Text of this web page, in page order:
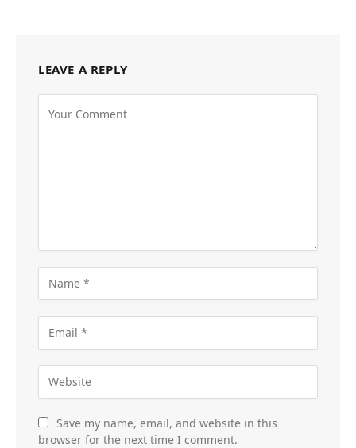
LEAVE A REPLY
Save my name, email, and website in this
browser for the next time I comment.